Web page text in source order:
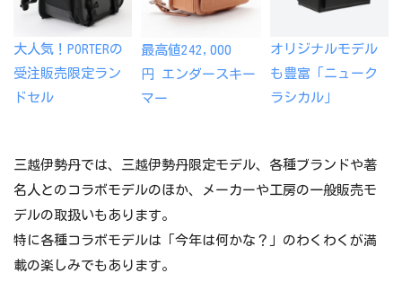
大人気！PORTERの
受注販売限定ラン
ドセル
最高値242,000
円 エンダースキー
マー
オリジナルモデル
も豊富「ニューク
ラシカル」
三越伊勢丹では、三越伊勢丹限定モデル、各種ブランドや著
名人とのコラボモデルのほか、メーカーや工房の一般販売モ
デルの取扱いもあります。
特に各種コラボモデルは「今年は何かな？」のわくわくが満
載の楽しみでもあります。